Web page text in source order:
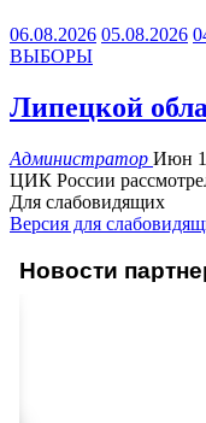
06.08.2026 05.08.2026
ВЫБОРЫ
Липецкой
Администратор Июн
ЦИК России
Для слабовидящих
Версия для
Новости